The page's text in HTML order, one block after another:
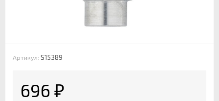
Артикул: S15389
696 ₽